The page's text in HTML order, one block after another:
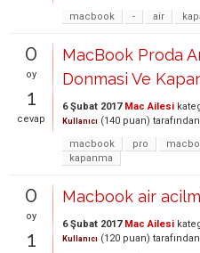
macbook
- air
0
oy
1
cevap
MacBook Proda
Donmasi Ve
6 Şubat 2017 Mac Ailesi
Kullanıcı (140 puan) tarafından
macbook
pro
kapanma
0
oy
1
Macbook air
6 Şubat 2017 Mac Ailesi
Kullanıcı (120 puan) tarafından